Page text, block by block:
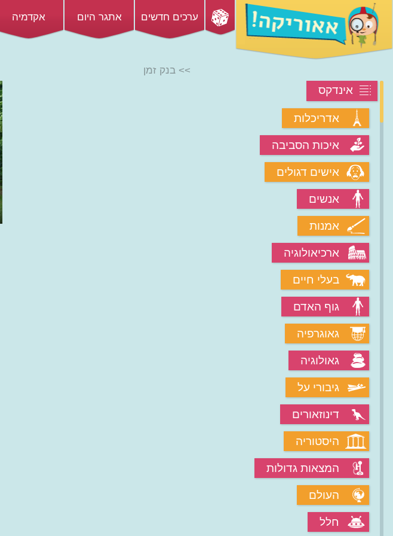
ערכים חדשים אתגר היום אקדמיה
אינדקס
אדריכלות
איכות הסביבה
אישים דגולים
אנשים
אמנות
ארכיאולוגיה
בעלי חיים
גוף האדם
גאוגרפיה
גאולוגיה
גיבורי על
דינוזאורים
היסטוריה
המצאות גדולות
העולם
חלל
>> בנק זמן